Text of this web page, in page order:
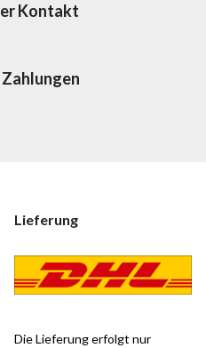
Kontakt
Lieferung
Die Lieferung erfolgt nur